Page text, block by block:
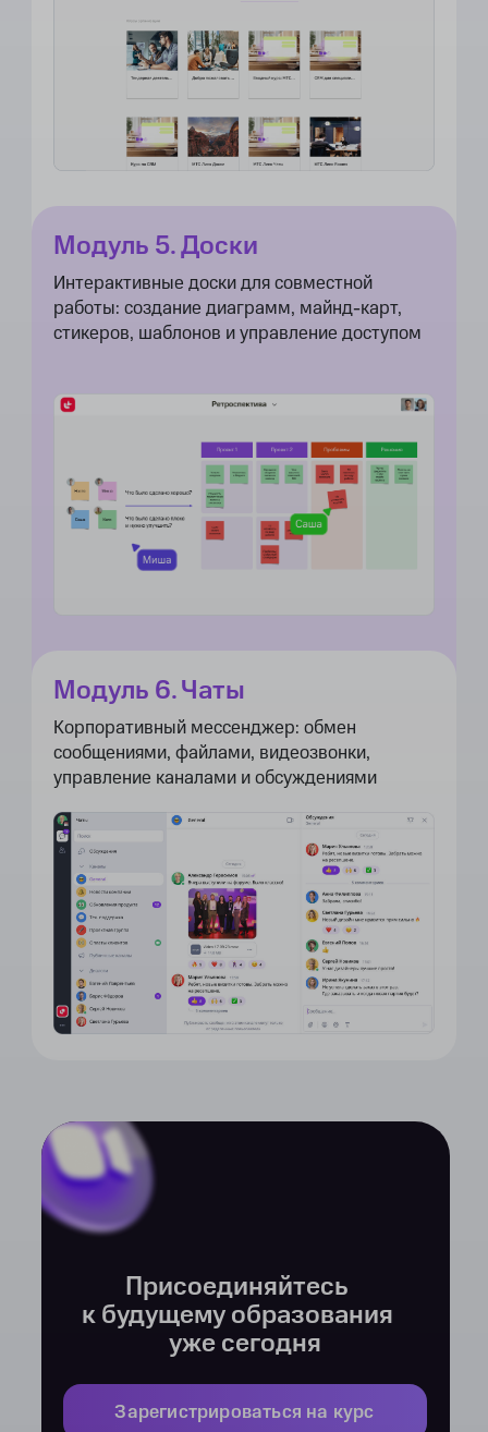
Модуль 5. Доски
Интерактивные доски для совместной
работы: создание диаграмм, майнд-карт,
стикеров, шаблонов и управление доступом
Модуль 6. Чаты
Корпоративный мессенджер: обмен
сообщениями, файлами, видеозвонки,
управление каналами и обсуждениями
Присоединяйтесь
к будущему образования
уже сегодня
Зарегистрироваться на курс